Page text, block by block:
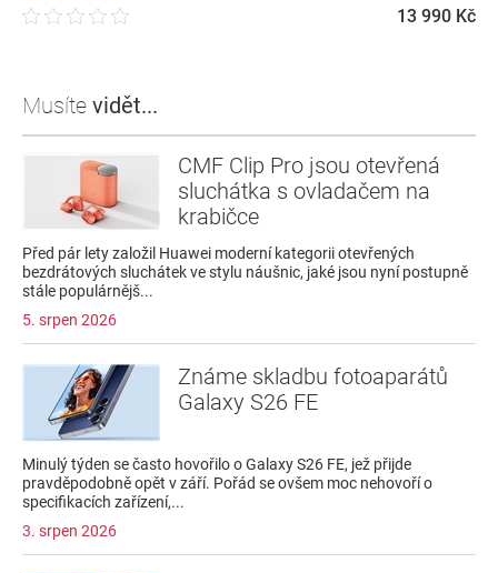
13 990 Kč
Musíte vidět...
CMF Clip Pro jsou otevřená
sluchátka s ovladačem na
krabičce
Před pár lety založil Huawei moderní kategorii otevřených
bezdrátových sluchátek ve stylu náušnic, jaké jsou nyní postupně
stále populárnějš...
5. srpen 2026
Známe skladbu fotoaparátů
Galaxy S26 FE
Minulý týden se často hovořilo o Galaxy S26 FE, jež přijde
pravděpodobně opět v září. Pořád se ovšem moc nehovoří o
specifikacích zařízení,...
3. srpen 2026